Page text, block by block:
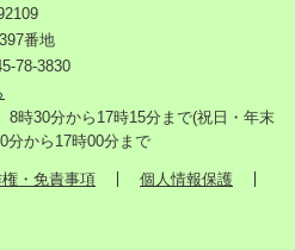
番地
78-3830
時30分から17時15分まで(祝日・年末
から17時00分まで
・免責事項
個人情報保護